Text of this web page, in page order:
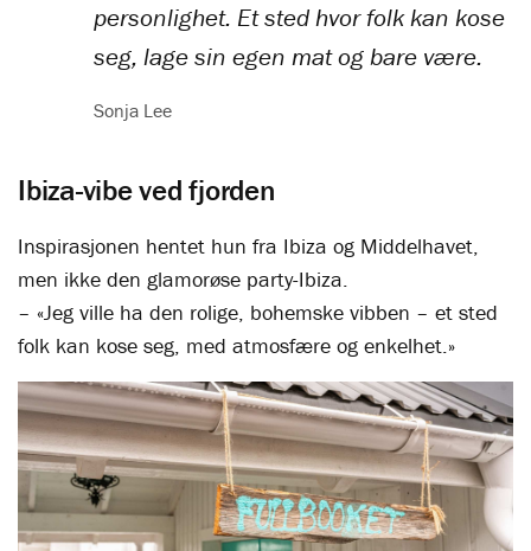
personlighet. Et sted hvor folk kan kose
seg, lage sin egen mat og bare være.
Sonja Lee
Ibiza-vibe ved fjorden
Inspirasjonen hentet hun fra Ibiza og Middelhavet,
men ikke den glamorøse party-Ibiza.
– «Jeg ville ha den rolige, bohemske vibben – et sted
folk kan kose seg, med atmosfære og enkelhet.»